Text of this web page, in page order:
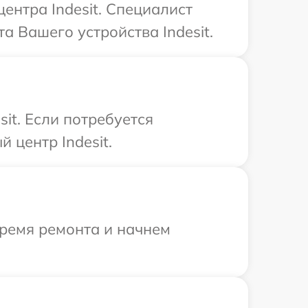
Indesit. Специалист
Вашего устройства Indesit.
Если потребуется
центр Indesit.
ремонта и начнем